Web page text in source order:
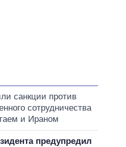
санкции против
сотрудничества
и Ираном
предупредил